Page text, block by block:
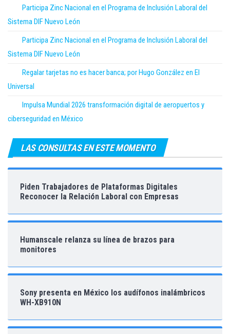
Participa Zinc Nacional en el Programa de Inclusión Laboral del
Sistema DIF Nuevo León
Participa Zinc Nacional en el Programa de Inclusión Laboral del
Sistema DIF Nuevo León
Regalar tarjetas no es hacer banca; por Hugo González en El
Universal
Impulsa Mundial 2026 transformación digital de aeropuertos y
ciberseguridad en México
LAS CONSULTAS EN ESTE MOMENTO
Piden Trabajadores de Plataformas Digitales
Reconocer la Relación Laboral con Empresas
Humanscale relanza su línea de brazos para
monitores
Sony presenta en México los audífonos inalámbricos
WH-XB910N